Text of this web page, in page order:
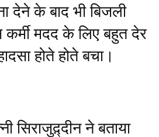
देने के बाद भी बिजली
मदद के लिए बहुत देर
होते होते बचा।
सिराजुद़्दीन ने बताया